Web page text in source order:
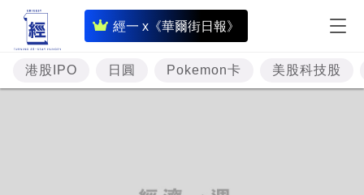
經一 x《華爾街日報》
即
時
財
經
港股IPO 日圓 Pokemon卡 美股科技股